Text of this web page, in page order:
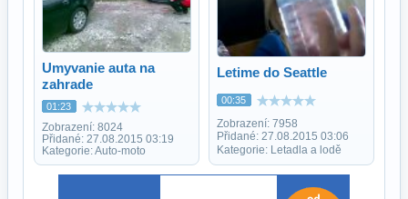
Umyvanie auta na
zahrade
01:23
Zobrazení: 8024
Přidané: 27.08.2015 03:19
Kategorie: Auto-moto
Letime do Seattle
00:35
Zobrazení: 7958
Přidané: 27.08.2015 03:06
Kategorie: Letadla a lodě